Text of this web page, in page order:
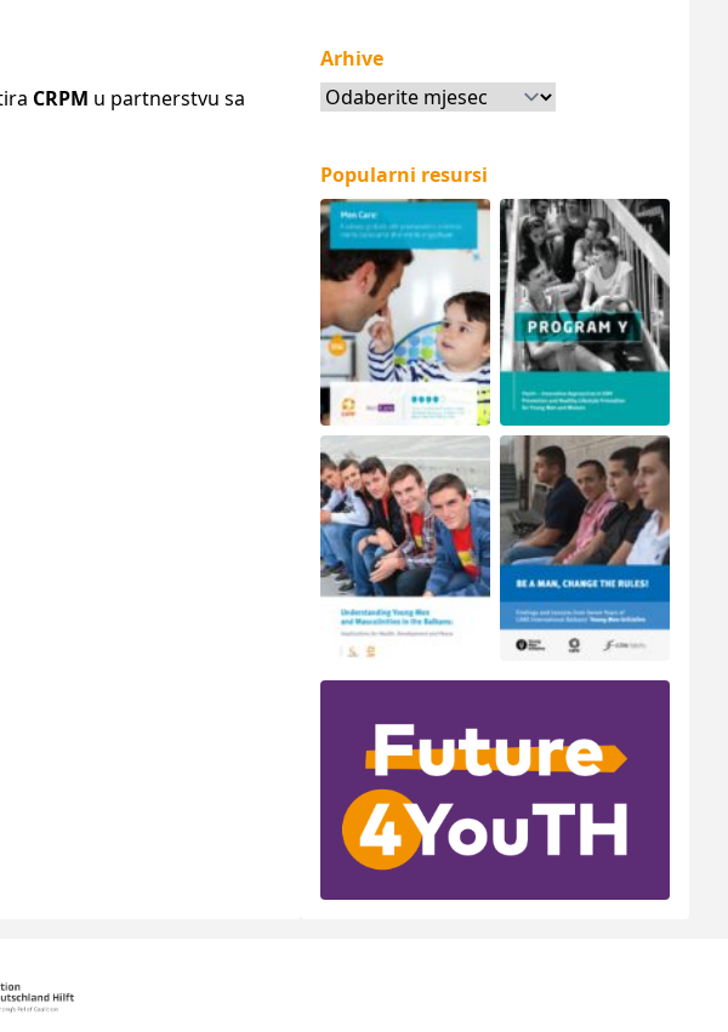
CRPM u partnerstvu sa
Arhive
Arhive
Popularni resursi